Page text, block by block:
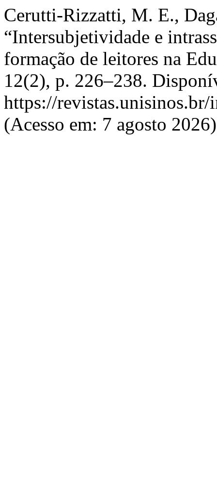
Cerutti-Rizzatti, M. E.,
“Intersubjetividade e
formação de leitores na
12(2), p. 226–238.
https://
(Acesso em: 7 agosto